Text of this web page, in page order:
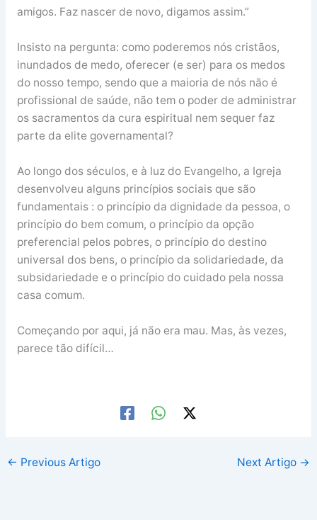
amigos. Faz nascer de novo, digamos assim.”
Insisto na pergunta: como poderemos nós cristãos,
inundados de medo, oferecer (e ser) para os medos
do nosso tempo, sendo que a maioria de nós não é
profissional de saúde, não tem o poder de administrar
os sacramentos da cura espiritual nem sequer faz
parte da elite governamental?
Ao longo dos séculos, e à luz do Evangelho, a Igreja
desenvolveu alguns princípios sociais que são
fundamentais : o princípio da dignidade da pessoa, o
princípio do bem comum, o princípio da opção
preferencial pelos pobres, o princípio do destino
universal dos bens, o princípio da solidariedade, da
subsidariedade e o princípio do cuidado pela nossa
casa comum.
Começando por aqui, já não era mau. Mas, às vezes,
parece tão difícil…
← Previous Artigo Next Artigo →